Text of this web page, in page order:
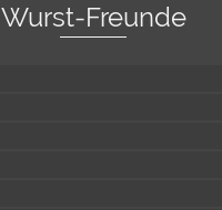
Wurst-Freunde